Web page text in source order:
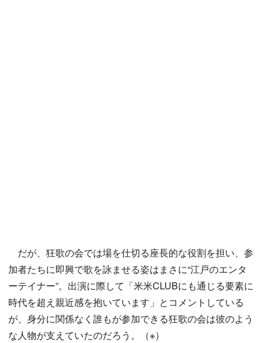
だが、狂歌の会では場を仕切る座長的な役割を担い、参
加者たちに即興で歌を詠ませる姿はまさに“江戸のエンタ
ーテイナー”。出演に際して「米米CLUBにも通じる要素に
時代を超え親近感を抱いています」とコメントしている
が、身分に関係なく誰もが参加できる狂歌の会は彼のよう
な人物が支えていたのだろう。（※）